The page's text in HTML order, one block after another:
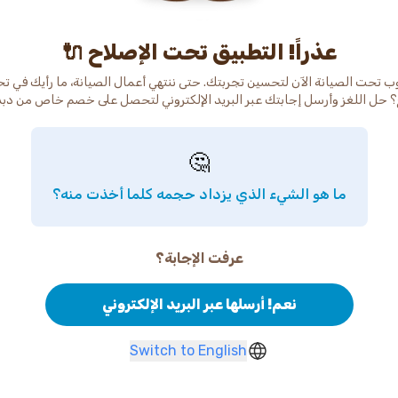
عذراً! التطبيق تحت الإصلاح 🔌
تحت الصيانة الآن لتحسين تجربتك. حتى ننتهي أعمال الصيانة، ما رأيك في
حل اللغز وأرسل إجابتك عبر البريد الإلكتروني لتحصل على خصم خاص من
🤔
ما هو الشيء الذي يزداد حجمه كلما أخذت منه؟
عرفت الإجابة؟
نعم! أرسلها عبر البريد الإلكتروني
Switch to English